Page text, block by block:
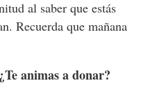
al saber que estás
Recuerda que mañana
¿Te animas a donar?